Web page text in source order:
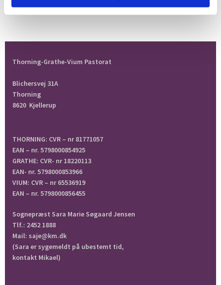
Thorning-Grathe-Vium Pastorat
Blichersvej 31A
Thorning
8620 Kjellerup
THORNING: CVR – nr 81771057
EAN – nr. 5798000854925
GRATHE: CVR- nr 18220113
EAN- nr. 5798000853966
VIUM: CVR – nr 65536919
EAN – nr. 5798000856455
Sognepræst Sara Marie Søgaard Jensen
Tlf.: 2452 1888
Mail: saje@km.dk
(Sara er sygemeldt på ubestemt tid,
kontakt Mikael)